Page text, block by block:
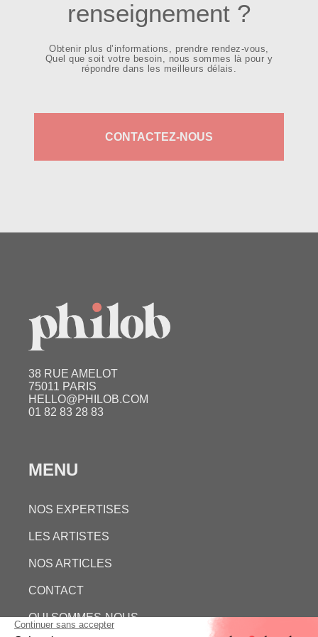
renseignement ?
Obtenir plus d’informations, prendre rendez-vous,
Quel que soit votre besoin, nous sommes là pour y
répondre dans les meilleurs délais.
CONTACTEZ-NOUS
38 RUE AMELOT
75011 PARIS
HELLO@PHILOB.COM
01 82 83 28 83
MENU
NOS EXPERTISES
LES ARTISTES
NOS ARTICLES
CONTACT
QUI SOMMES-NOUS